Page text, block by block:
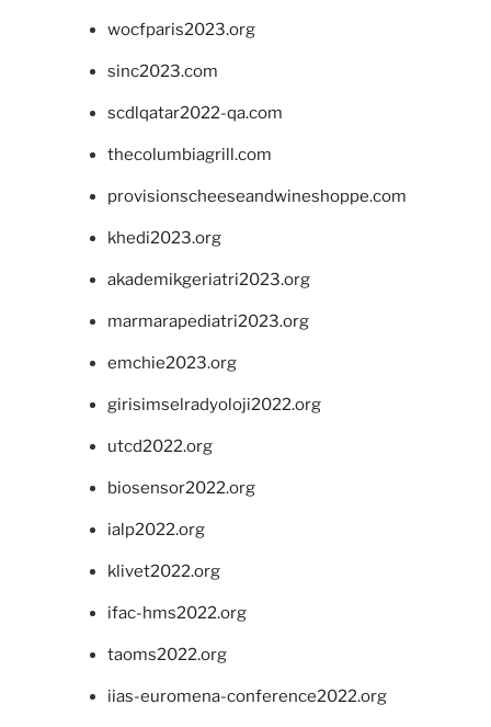
wocfparis2023.org
sinc2023.com
scdlqatar2022-qa.com
thecolumbiagrill.com
provisionscheeseandwineshoppe.com
khedi2023.org
akademikgeriatri2023.org
marmarapediatri2023.org
emchie2023.org
girisimselradyoloji2022.org
utcd2022.org
biosensor2022.org
ialp2022.org
klivet2022.org
ifac-hms2022.org
taoms2022.org
iias-euromena-conference2022.org